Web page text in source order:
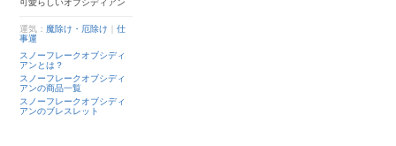
可愛らしいオブシディアン
運気： 魔除け・厄除け ｜仕
事運
スノーフレークオブシディ
アンとは？
スノーフレークオブシディ
アンの商品一覧
スノーフレークオブシディ
アンのブレスレット